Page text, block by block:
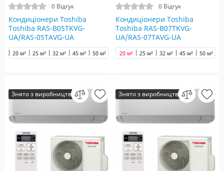
0 Відгук
Кондиціонери Toshiba
Toshiba RAS-B05TKVG-
UA/RAS-05TAVG-UA
20 м² 25 м² 32 м² 45 м² 50 м² 65 м²
0 Відгук
Кондиціонери Toshiba
Toshiba RAS-B07TKVG-
UA/RAS-07TAVG-UA
20 м² 25 м² 32 м² 45 м² 50 м²
Знято з виробництва Знято з виробництва